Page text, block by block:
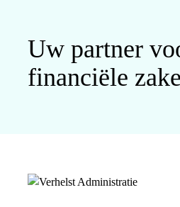
Uw partner
financiële